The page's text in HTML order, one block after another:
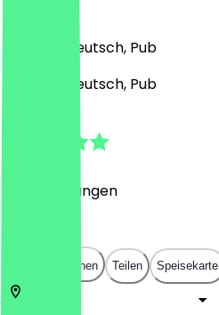
Britisch, Deutsch, Pub
Britisch, Deutsch, Pub
Bewertungen
In App öffnen Teilen Speisekarte